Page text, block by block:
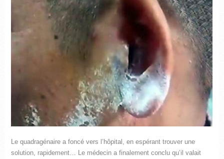
Le quadragénaire a foncé vers l’hôpital, en espérant trouver une
solution, rapidement… Le médecin a finalement conclu qu’il valait